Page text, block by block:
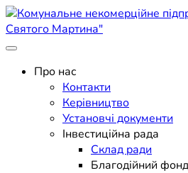
Skip
to
content
Комунальне
підприємство
Святого
Поліклініка Мукачево
Про нас
Контакти
Керівництво
Установчі документи
Інвестиційна рада
Склад ради
Благодійний фонд